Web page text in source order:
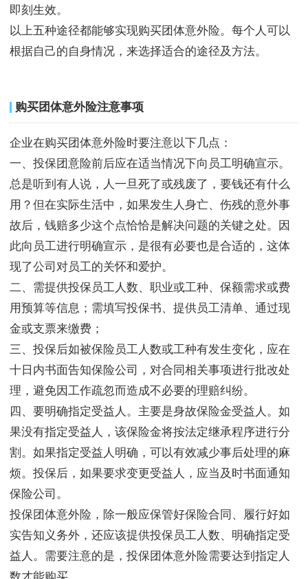
即刻生效。
以上五种途径都能够实现购买团体意外险。每个人可以
根据自己的自身情况，来选择适合的途径及方法。
购买团体意外险注意事项
企业在购买团体意外险时要注意以下几点：
一、投保团意险前后应在适当情况下向员工明确宣示。
总是听到有人说，人一旦死了或残废了，要钱还有什么
用？但在实际生活中，如果发生人身亡、伤残的意外事
故后，钱赔多少这个点恰恰是解决问题的关键之处。因
此向员工进行明确宣示，是很有必要也是合适的，这体
现了公司对员工的关怀和爱护。
二、需提供投保员工人数、职业或工种、保额需求或费
用预算等信息；需填写投保书、提供员工清单、通过现
金或支票来缴费；
三、投保后如被保险员工人数或工种有发生变化，应在
十日内书面告知保险公司，对合同相关事项进行批改处
理，避免因工作疏忽而造成不必要的理赔纠纷。
四、要明确指定受益人。主要是身故保险金受益人。如
果没有指定受益人，该保险金将按法定继承程序进行分
割。如果指定受益人明确，可以有效减少事后处理的麻
烦。投保后，如果要求变更受益人，应当及时书面通知
保险公司。
投保团体意外险，除一般应保管好保险合同、履行好如
实告知义务外，还应该提供投保员工人数、明确指定受
益人。需要注意的是，投保团体意外险需要达到指定人